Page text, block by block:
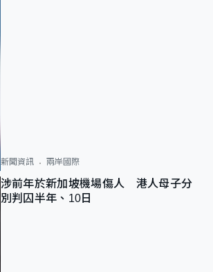
新聞資訊 兩岸國際
涉前年於新加坡機場傷人 港人母子分
別判囚半年、10日